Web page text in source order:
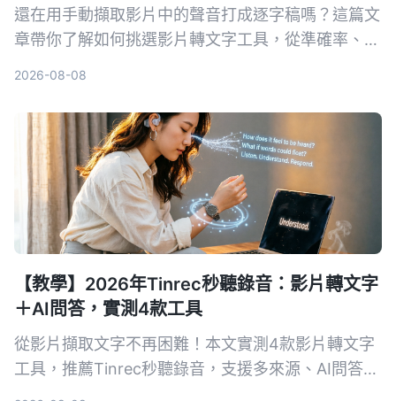
還在用手動擷取影片中的聲音打成逐字稿嗎？這篇文
章帶你了解如何挑選影片轉文字工具，從準確率、AI
2026-08-08
【教學】2026年Tinrec秒聽錄音：影片轉文字
＋AI問答，實測4款工具
從影片擷取文字不再困難！本文實測4款影片轉文字
工具，推薦Tinrec秒聽錄音，支援多來源、AI問答與